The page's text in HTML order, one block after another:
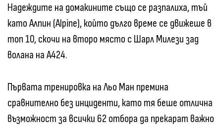
Надеждите на домакините също се разпалиха, тъй
като Алпин (Alpine), който дълго време се движеше в
топ 10, скочи на второ място с Шарл Милези зад
волана на А424.
Първата тренировка на Льо Ман премина
сравнително без инциденти, като тя беше отлична
възможност за всички 62 отбора да прекарат важно